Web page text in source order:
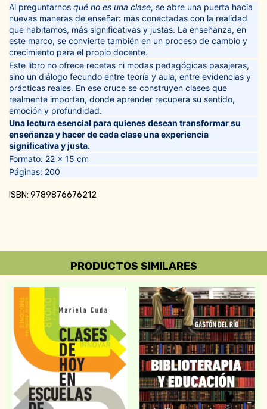
Al preguntarnos qué no es una clase, se abre una puerta hacia
nuevas maneras de enseñar: más conectadas con la realidad
que habitamos, más significativas y justas. La enseñanza, en
este marco, se convierte también en un proceso de cambio y
crecimiento para el propio docente.
Este libro no ofrece recetas ni modas pedagógicas pasajeras,
sino un diálogo fecundo entre teoría y aula, entre evidencias y
prácticas reales. En ese cruce se construyen clases que
realmente importan, donde aprender recupera su sentido,
emoción y profundidad.
Una lectura esencial para quienes desean transformar su
enseñanza y hacer de cada clase una experiencia
significativa y justa.
Formato: 22 x 15 cm
Páginas: 200
ISBN: 9789876676212
PRODUCTOS SIMILARES